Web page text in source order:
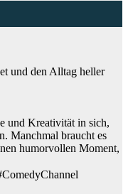
und den Alltag heller
und Kreativität in sich,
Manchmal braucht es
humorvollen Moment,